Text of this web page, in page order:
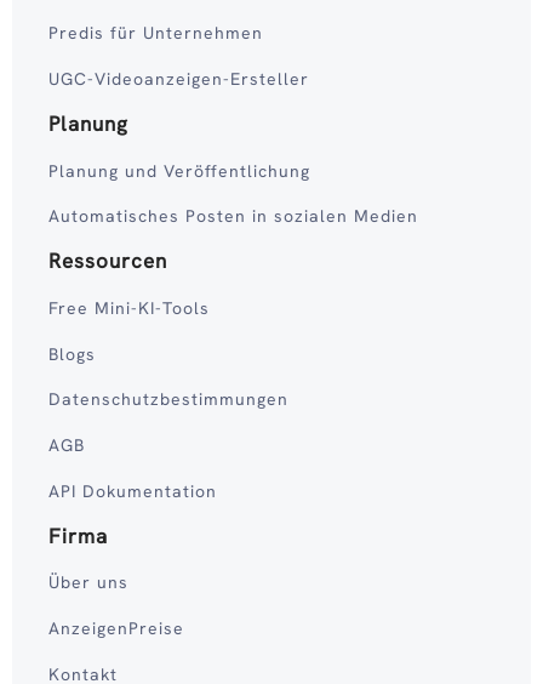
Predis für Unternehmen
UGC-Videoanzeigen-Ersteller
Planung
Planung und Veröffentlichung
Automatisches Posten in sozialen Medien
Ressourcen
Free Mini-KI-Tools
Blogs
Datenschutzbestimmungen
AGB
API Dokumentation
Firma
Über uns
AnzeigenPreise
Kontakt